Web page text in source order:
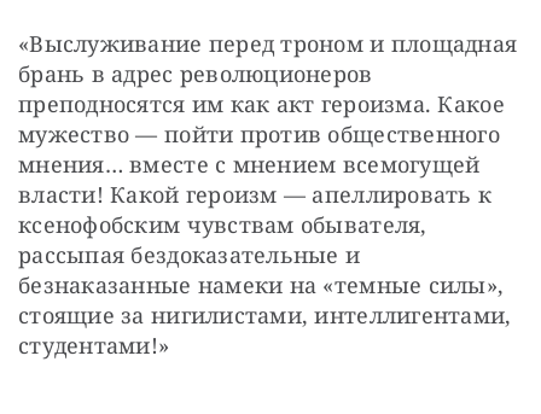
«Выслуживание перед троном и площадная
брань в адрес революционеров
преподносятся им как акт героизма. Какое
мужество — пойти против общественного
мнения… вместе с мнением всемогущей
власти! Какой героизм — апеллировать к
ксенофобским чувствам обывателя,
рассыпая бездоказательные и
безнаказанные намеки на «темные силы»,
стоящие за нигилистами, интеллигентами,
студентами!»